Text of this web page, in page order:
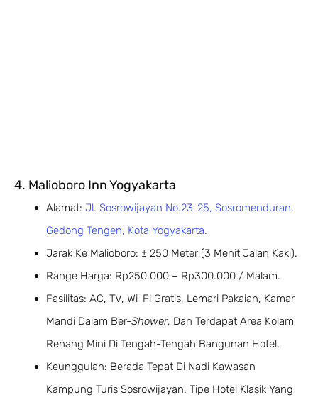
4. Malioboro Inn Yogyakarta
Alamat: Jl. Sosrowijayan No.23-25, Sosromenduran,
Gedong Tengen, Kota Yogyakarta.
Jarak Ke Malioboro: ± 250 Meter (3 Menit Jalan Kaki).
Range Harga: Rp250.000 – Rp300.000 / Malam.
Fasilitas: AC, TV, Wi-Fi Gratis, Lemari Pakaian, Kamar
Mandi Dalam Ber-Shower, Dan Terdapat Area Kolam
Renang Mini Di Tengah-Tengah Bangunan Hotel.
Keunggulan: Berada Tepat Di Nadi Kawasan
Kampung Turis Sosrowijayan. Tipe Hotel Klasik Yang